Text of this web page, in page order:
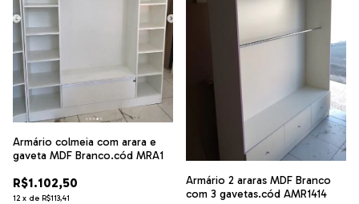
Armário colmeia com arara e
gaveta MDF Branco.cód MRA1
R$1.102,50
12 x de R$113,41
Armário 2 araras MDF Branco
com 3 gavetas.cód AMR1414